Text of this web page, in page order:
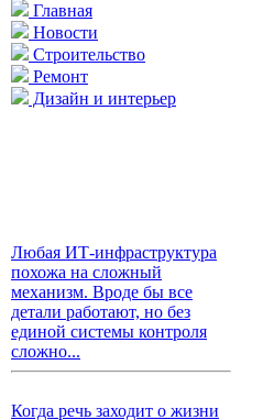
Главная
Новости
Строительство
Ремонт
Дизайн и интерьер
Любая ИТ-инфраструктура
похожа на сложный
механизм. Вроде бы все
детали работают, но без
единой системы контроля
сложно...
Когда речь заходит о жизни